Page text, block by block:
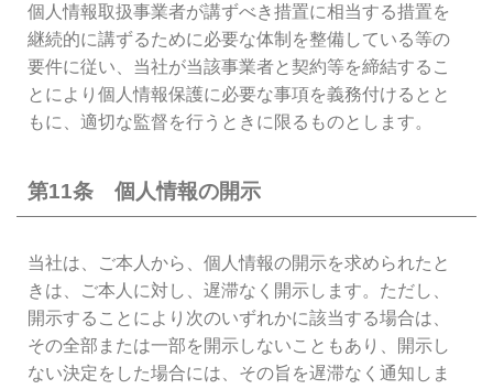
個人情報取扱事業者が講ずべき措置に相当する措置を
継続的に講ずるために必要な体制を整備している等の
要件に従い、当社が当該事業者と契約等を締結するこ
とにより個人情報保護に必要な事項を義務付けるとと
もに、適切な監督を行うときに限るものとします。
第11条 個人情報の開示
当社は、ご本人から、個人情報の開示を求められたと
きは、ご本人に対し、遅滞なく開示します。ただし、
開示することにより次のいずれかに該当する場合は、
その全部または一部を開示しないこともあり、開示し
ない決定をした場合には、その旨を遅滞なく通知しま